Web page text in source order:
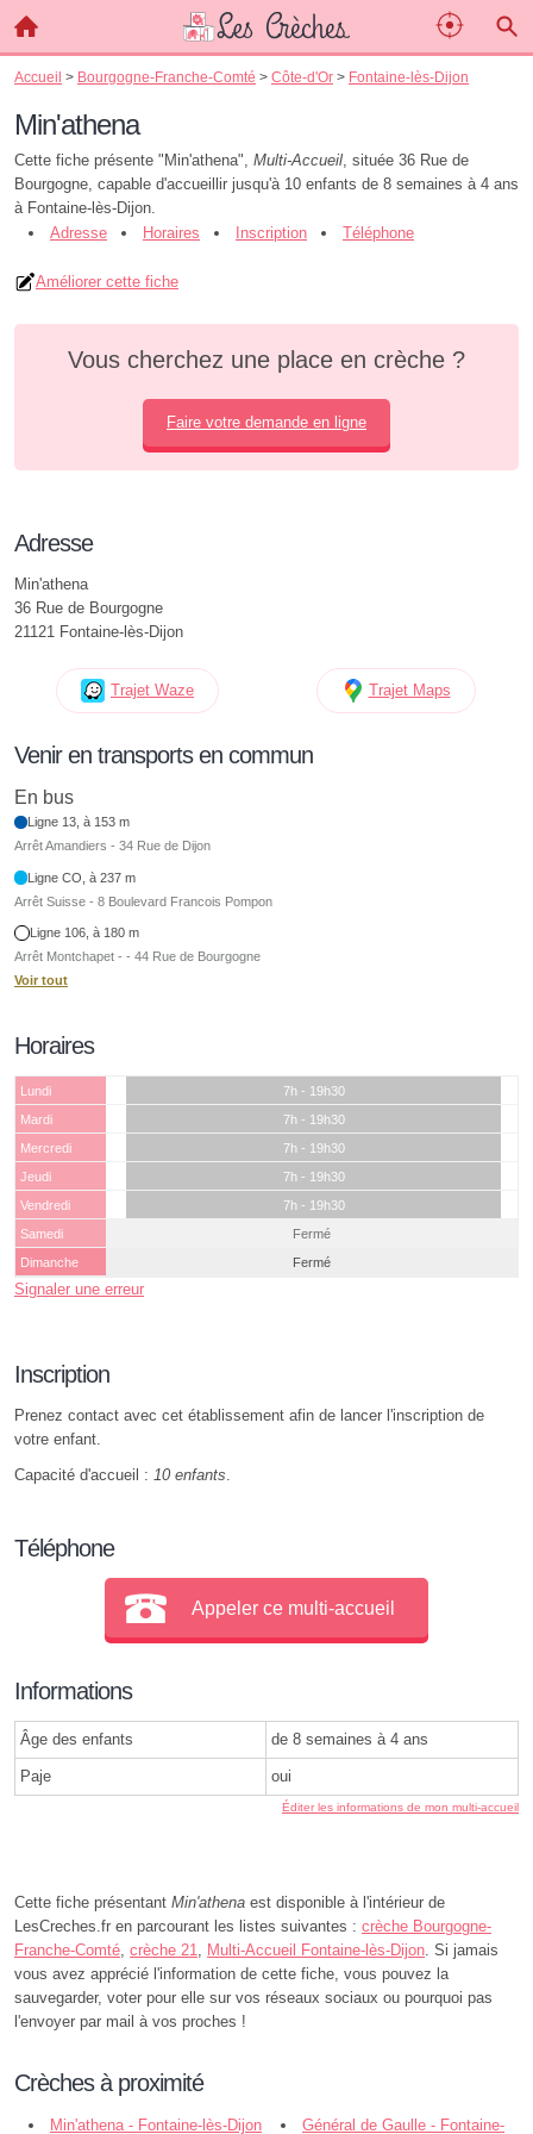
Accueil > Bourgogne-Franche-Comté > Côte-d'Or > Fontaine-lès-Dijon
Min'athena
Cette fiche présente "Min'athena", Multi-Accueil, située 36 Rue de
Bourgogne, capable d'accueillir jusqu'à 10 enfants de 8 semaines à 4 ans
à Fontaine-lès-Dijon.
Adresse
Horaires Inscription Téléphone
Améliorer cette fiche
Vous cherchez une place en crèche ?
Faire votre demande en ligne
Adresse
Min'athena
36 Rue de Bourgogne
21121 Fontaine-lès-Dijon
Trajet Waze Trajet Maps
Venir en transports en commun
En bus
Ligne 13, à 153 m
Arrêt Amandiers - 34 Rue de Dijon
Ligne CO, à 237 m
Arrêt Suisse - 8 Boulevard Francois Pompon
Ligne 106, à 180 m
Arrêt Montchapet - - 44 Rue de Bourgogne
Voir tout
Horaires
Lundi
7h - 19h30
Mardi
7h - 19h30
Mercredi
7h - 19h30
Jeudi
7h - 19h30
Vendredi
7h - 19h30
Samedi
Fermé
Dimanche
Fermé
Signaler une erreur
Inscription
Prenez contact avec cet établissement afin de lancer l'inscription de
votre enfant.
Capacité d'accueil : 10 enfants.
Téléphone
Appeler ce multi-accueil
Informations
Âge des enfants de 8 semaines à 4 ans
Paje oui
Éditer les informations de mon multi-accueil
Cette fiche présentant Min'athena est disponible à l'intérieur de
LesCreches.fr en parcourant les listes suivantes : crèche Bourgogne-
Franche-Comté, crèche 21, Multi-Accueil Fontaine-lès-Dijon. Si jamais
vous avez apprécié l'information de cette fiche, vous pouvez la
sauvegarder, voter pour elle sur vos réseaux sociaux ou pourquoi pas
l'envoyer par mail à vos proches !
Crèches à proximité
Min'athena - Fontaine-lès-Dijon Général de Gaulle - Fontaine-